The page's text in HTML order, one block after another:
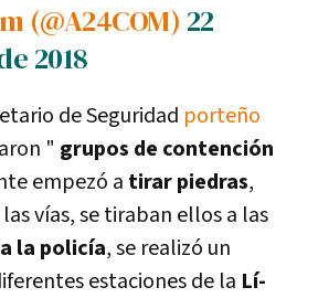
(@A24COM) 22
2018
de Seguridad porteño
" grupos de contención
empezó a tirar piedras,
ví­as, se tiraban ellos a las
la policí­a, se realizó un
estaciones de la Lí­